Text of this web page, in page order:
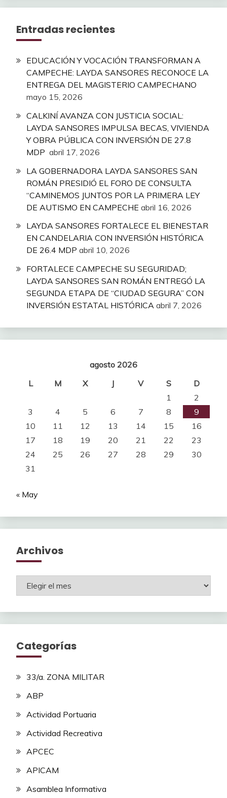
Entradas recientes
EDUCACIÓN Y VOCACIÓN TRANSFORMAN A
CAMPECHE: LAYDA SANSORES RECONOCE LA
ENTREGA DEL MAGISTERIO CAMPECHANO
mayo 15, 2026
CALKINÍ AVANZA CON JUSTICIA SOCIAL:
LAYDA SANSORES IMPULSA BECAS, VIVIENDA
Y OBRA PÚBLICA CON INVERSIÓN DE 27.8
MDP abril 17, 2026
LA GOBERNADORA LAYDA SANSORES SAN
ROMÁN PRESIDIÓ EL FORO DE CONSULTA
“CAMINEMOS JUNTOS POR LA PRIMERA LEY
DE AUTISMO EN CAMPECHE abril 16, 2026
LAYDA SANSORES FORTALECE EL BIENESTAR
EN CANDELARIA CON INVERSIÓN HISTÓRICA
DE 26.4 MDP abril 10, 2026
FORTALECE CAMPECHE SU SEGURIDAD;
LAYDA SANSORES SAN ROMÁN ENTREGÓ LA
SEGUNDA ETAPA DE “CIUDAD SEGURA” CON
INVERSIÓN ESTATAL HISTÓRICA abril 7, 2026
agosto 2026
L
M X J V S
D
1
2
3
4 5 6 7 8
9
10
11 12 13 14 15
16
17
18 19 20 21 22
23
24
25 26 27 28 29
30
31
« May
Archivos
Archivos
Categorías
33/a. ZONA MILITAR
ABP
Actividad Portuaria
Actividad Recreativa
APCEC
APICAM
Asamblea Informativa